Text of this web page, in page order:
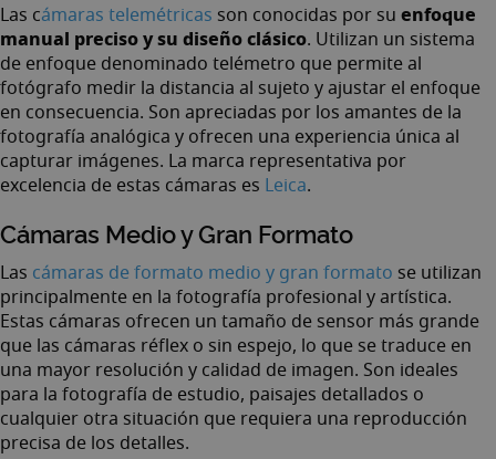
Las cámaras telemétricas son conocidas por su enfoque
manual preciso y su diseño clásico. Utilizan un sistema
de enfoque denominado telémetro que permite al
fotógrafo medir la distancia al sujeto y ajustar el enfoque
en consecuencia. Son apreciadas por los amantes de la
fotografía analógica y ofrecen una experiencia única al
capturar imágenes. La marca representativa por
excelencia de estas cámaras es Leica.
Cámaras Medio y Gran Formato
Las cámaras de formato medio y gran formato se utilizan
principalmente en la fotografía profesional y artística.
Estas cámaras ofrecen un tamaño de sensor más grande
que las cámaras réflex o sin espejo, lo que se traduce en
una mayor resolución y calidad de imagen. Son ideales
para la fotografía de estudio, paisajes detallados o
cualquier otra situación que requiera una reproducción
precisa de los detalles.